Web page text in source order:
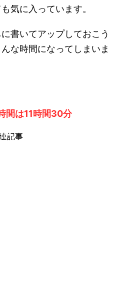
気に入っています。
書いてアップしておこう
な時間になってしまいま
間は11時間30分
記事